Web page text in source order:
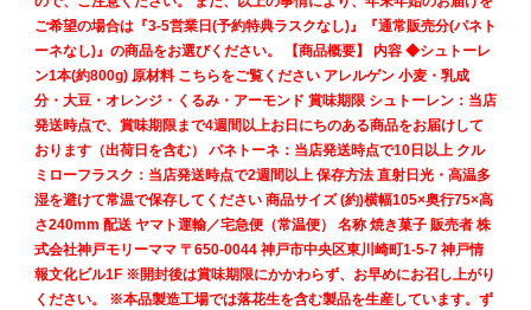
ご希望の場合は『3-5営業日(予約特典ラスクなし)』『通常販売分(パネト
ーネなし)』の商品をお選びください。 【商品概要】 内容 ◆シュトーレ
ン1本(約800g) 原材料 こちらをご覧ください アレルゲン 小麦・乳成
分・大豆・オレンジ・くるみ・アーモンド 賞味期限 シュトーレン：当店
発送時点で、賞味期限まで4週間以上お日にちのある商品をお届けして
おります（出荷日を含む） パネトーネ：当店発送時点で10日以上 クル
ミローフラスク：当店発送時点で2週間以上 保存方法 直射日光・高温多
湿を避けて常温で保存してください 商品サイズ (約)横幅105×奥行75×高
さ240mm 配送 ヤマト運輸／宅急便（常温便） 名称 焼き菓子 販売者 株
式会社神戸モリーママ 〒650-0044 神戸市中央区東川崎町1-5-7 神戸情
報文化ビル1F ※開封後は賞味期限にかかわらず、お早めにお召し上がり
ください。 ※本品製造工場では落花生を含む製品を生産しています。ず